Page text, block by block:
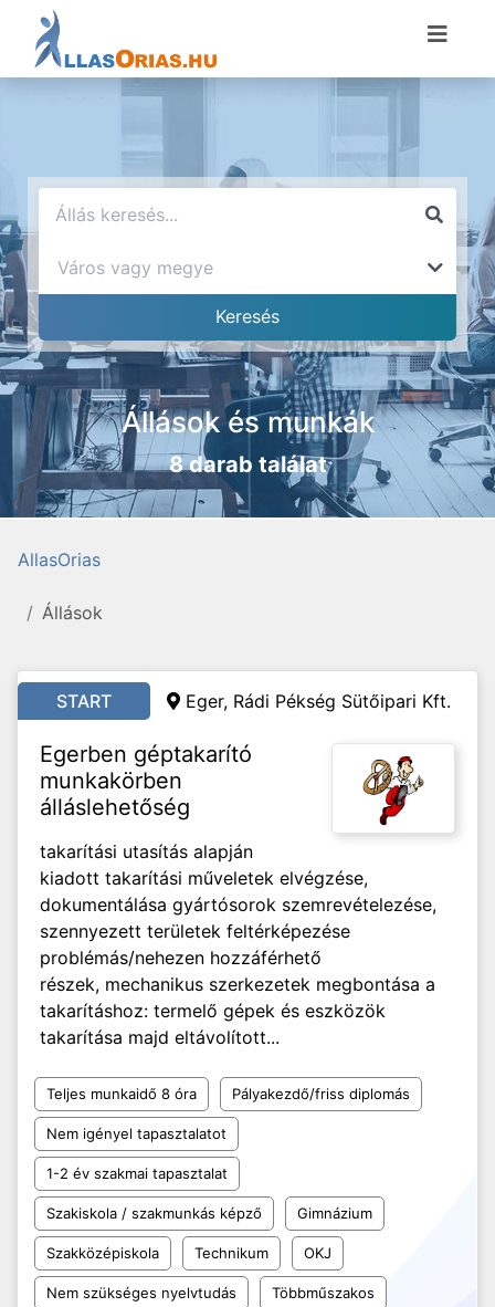
Állások és munkák
8 darab találat
AllasOrias
Állások
START Eger, Rádi Pékség Sütőipari Kft.
Egerben géptakarító
munkakörben
álláslehetőség
takarítási utasítás alapján
kiadott takarítási műveletek elvégzése,
dokumentálása gyártósorok szemrevételezése,
szennyezett területek feltérképezése
problémás/nehezen hozzáférhető
részek, mechanikus szerkezetek megbontása a
takarításhoz: termelő gépek és eszközök
takarítása majd eltávolított...
Teljes munkaidő 8 óra Pályakezdő/friss diplomás
Nem igényel tapasztalatot
1-2 év szakmai tapasztalat
Szakiskola / szakmunkás képző Gimnázium
Szakközépiskola Technikum OKJ
Nem szükséges nyelvtudás Többműszakos